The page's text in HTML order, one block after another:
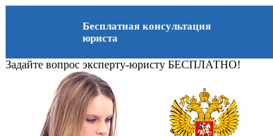
Бесплатная консультация
юриста
Задайте вопрос эксперту-юристу БЕСПЛАТНО!